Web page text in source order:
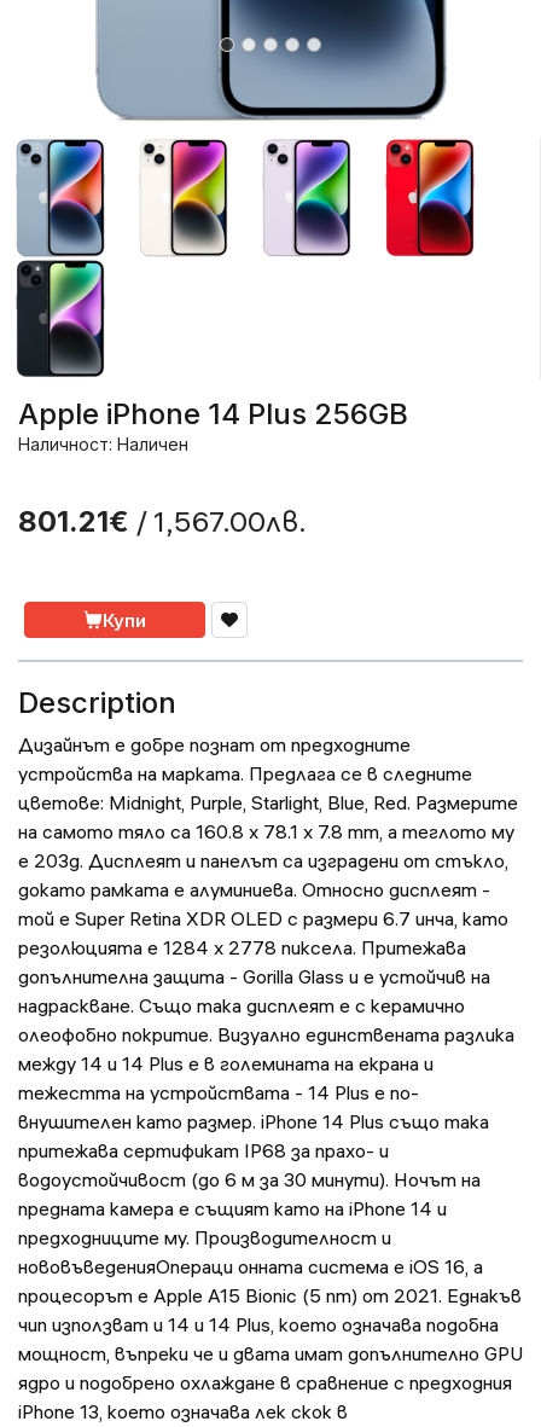
Apple iPhone 14 Plus 256GB
Наличност: Наличен
801.21€ / 1,567.00лв.
Купи
Description
Дизайнът е добре познат от предходните
устройства на марката. Предлага се в следните
цветове: Midnight, Purple, Starlight, Blue, Red. Размерите
на самото тяло са 160.8 x 78.1 x 7.8 mm, а теглото му
е 203g. Дисплеят и панелът са изградени от стъкло,
докато рамката е алуминиева. Относно дисплеят -
той е Super Retina XDR OLED с размери 6.7 инча, като
резолюцията е 1284 x 2778 пиксела. Притежава
допълнителна защита - Gorilla Glass и е устойчив на
надраскване. Също така дисплеят е с керамично
олеофобно покритие. Визуално единствената разлика
между 14 и 14 Plus е в големината на екрана и
тежестта на устройствата - 14 Plus е по-
внушителен като размер. iPhone 14 Plus също така
притежава сертификат IP68 за прахо- и
водоустойчивост (до 6 м за 30 минути). Ночът на
предната камера е същият като на iPhone 14 и
предходниците му. Производителност и
нововъведенияОпераци онната система е iOS 16, а
процесорът е Apple A15 Bionic (5 nm) от 2021. Еднакъв
чип използват и 14 и 14 Plus, което означава подобна
мощност, въпреки че и двата имат допълнително GPU
ядро и подобрено охлаждане в сравнение с предходния
iPhone 13, което означава лек скок в